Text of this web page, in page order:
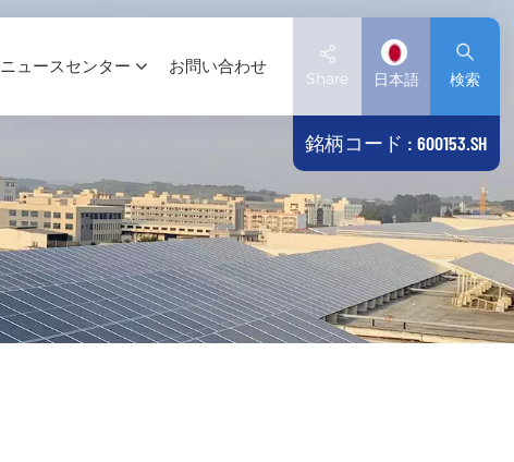
ニュースセンター お問い合わせ
Share 日本語
English
Deutsch
español
日本語
検索
銘柄コード : 600153.SH